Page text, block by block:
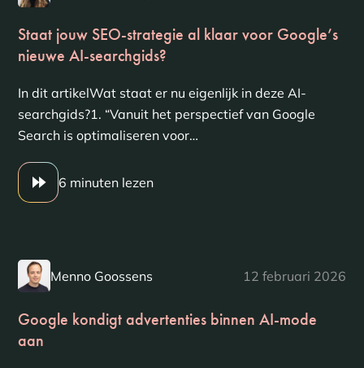
Staat jouw SEO-strategie al klaar voor Google’s
nieuwe AI-searchgids?
In dit artikelWat staat er nu eigenlijk in deze AI-
searchgids?1. “Vanuit het perspectief van Google
Search is optimaliseren voor…
6 minuten lezen
Menno Goossens 12 februari 2026
Google kondigt advertenties binnen AI-mode
aan